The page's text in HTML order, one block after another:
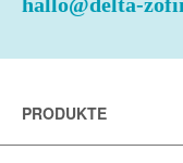
PRODUKTE